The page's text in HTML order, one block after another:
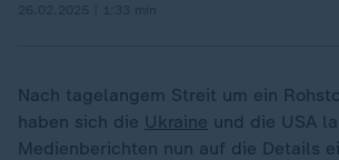
Nach tagelangem Streit um ein
haben sich die Ukraine und die USA
Medienberichten nun auf die Details